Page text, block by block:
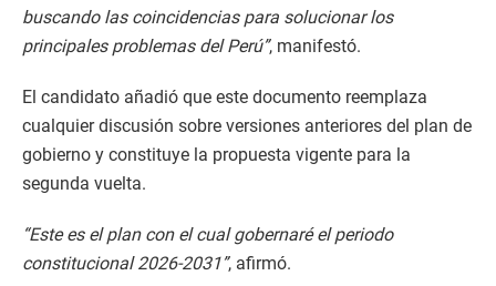
buscando las coincidencias para solucionar los
principales problemas del Perú”, manifestó.
El candidato añadió que este documento reemplaza
cualquier discusión sobre versiones anteriores del plan de
gobierno y constituye la propuesta vigente para la
segunda vuelta.
“Este es el plan con el cual gobernaré el periodo
constitucional 2026-2031”, afirmó.